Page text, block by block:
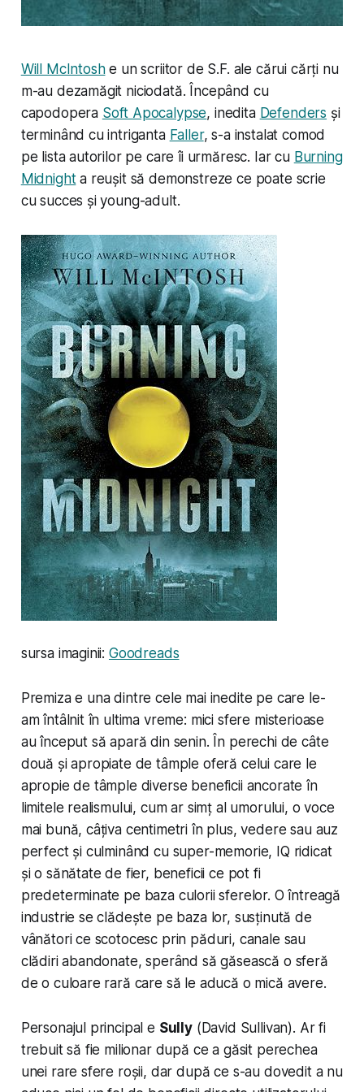
Will McIntoshe un scriitor de S.F. ale cărui cărți nu
m-au dezamăgit niciodată. Începând cu
capodopera Soft Apocalypse, inedita Defenders și
terminând cu intriganta Faller, s-a instalat comod
pe lista autorilor pe care îi urmăresc. Iar cu Burning
Midnighta reușit să demonstreze ce poate scrie
cu succes și young-adult.
sursa imaginii: Goodreads
Premiza e una dintre cele mai inedite pe care le-
am întâlnit în ultima vreme: mici sfere misterioase
au început să apară din senin. În perechi de câte
două și apropiate de tâmple oferă celui care le
apropie de tâmple diverse beneficii ancorate în
limitele realismului, cum ar simț al umorului, o voce
mai bună, câțiva centimetri în plus, vedere sau auz
perfect și culminând cu super-memorie, IQ ridicat
și o sănătate de fier, beneficii ce pot fi
predeterminate pe baza culorii sferelor. O întreagă
industrie se clădește pe baza lor, susținută de
vânători ce scotocesc prin păduri, canale sau
clădiri abandonate, sperând să găsească o sferă
de o culoare rară care să le aducă o mică avere.
Personajul principal e Sully(David Sullivan). Ar fi
trebuit să fie milionar după ce a găsit perechea
unei rare sfere roșii, dar după ce s-au dovedit a nu